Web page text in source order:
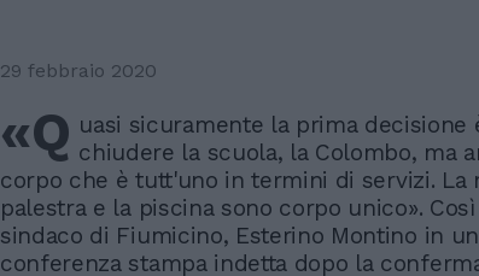
29 febbraio 2020
«Q uasi sicuramente la prima decisione
chiudere la scuola, la Colombo, ma
corpo che è tutt'uno in termini di servizi. La
palestra e la piscina sono corpo unico».
sindaco di Fiumicino, Esterino Montino in
conferenza stampa indetta dopo la